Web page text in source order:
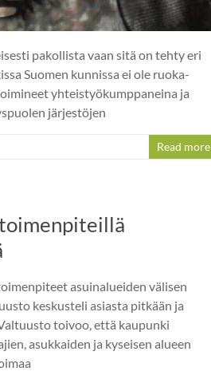
pakollista vaan sitä on tehty eri
Suomen kunnissa ei ole ruoka-
yhteistyökumppaneina ja
järjestöjen
Read more
asuinalueiden välisen
keskusteli asiasta pitkään ja
toivoo, että kaupunki
asukkaiden ja kyseisen alueen